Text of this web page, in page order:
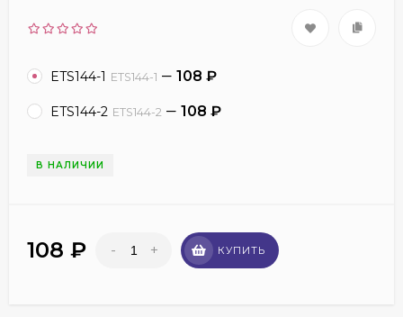
ETS144-1 ETS144-1 108 ₽
ETS144-2 ETS144-2 108 ₽
В НАЛИЧИИ
108 ₽ - + КУПИТЬ